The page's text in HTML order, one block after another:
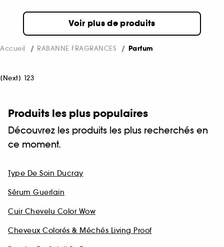
Voir plus de produits
Accueil RABANNE FRAGRANCES Parfum
[Next] 123
Produits les plus populaires
Découvrez les produits les plus recherchés en
ce moment.
Type De Soin Ducray
Sérum Guerlain
Cuir Chevelu Color Wow
Cheveux Colorés & Méchés Living Proof